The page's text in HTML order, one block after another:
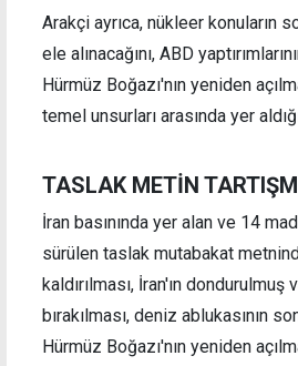
Arakçi ayrıca, nükleer konuların
ele alınacağını, ABD
Hürmüz Boğazı'nın yeniden
temel unsurları arasında yer
TASLAK METİN
İran basınında yer alan ve 14
sürülen taslak mutabakat
kaldırılması, İran'ın dondurulmuş
bırakılması, deniz ablukasının
Hürmüz Boğazı'nın yeniden